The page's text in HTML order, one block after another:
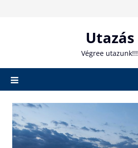
Utazás
Végree utazunk!!!